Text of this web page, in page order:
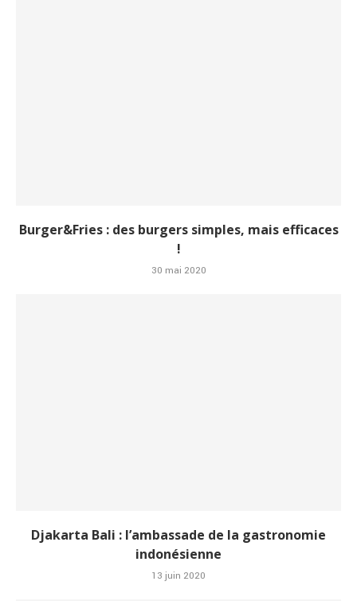
Burger&Fries : des burgers simples, mais efficaces
!
30 mai 2020
Djakarta Bali : l’ambassade de la gastronomie
indonésienne
13 juin 2020